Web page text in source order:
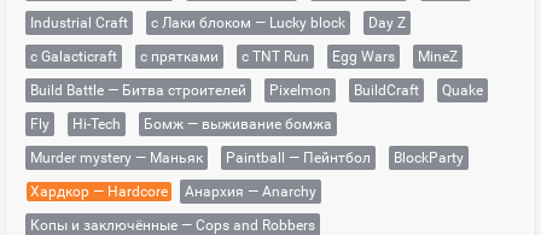
Industrial Craft
с Лаки блоком — Lucky block
Day Z
с Galacticraft
с прятками с TNT Run Egg Wars
MineZ
Build Battle — Битва строителей
Pixelmon BuildCraft
Quake
Fly
Hi-Tech
Бомж — выживание бомжа
Murder mystery — Маньяк
Paintball — Пейнтбол
BlockParty
Хардкор — Hardcore
Анархия — Anarchy
Копы и заключённые — Cops and Robbers